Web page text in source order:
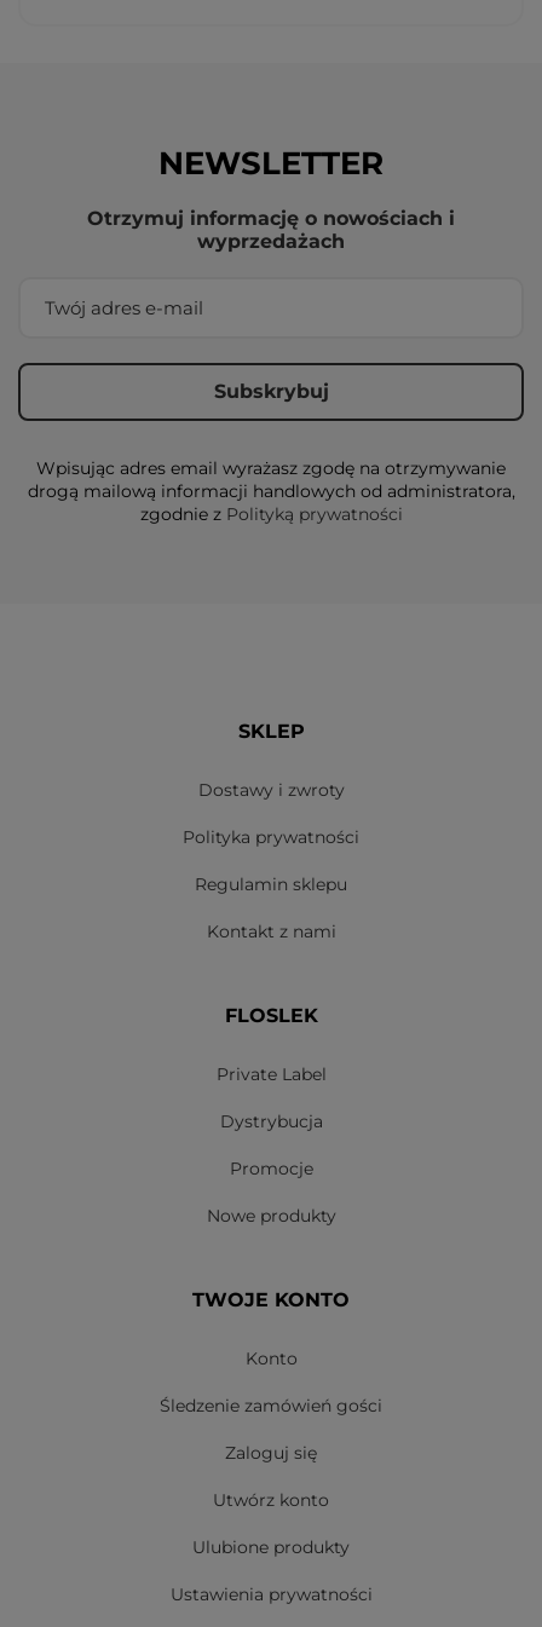
NEWSLETTER
Otrzymuj informację o nowościach i
wyprzedażach
Wpisując adres email wyrażasz zgodę na otrzymywanie
drogą mailową informacji handlowych od administratora,
zgodnie z Polityką prywatności
SKLEP
Dostawy i zwroty
Polityka prywatności
Regulamin sklepu
Kontakt z nami
FLOSLEK
Private Label
Dystrybucja
Promocje
Nowe produkty
TWOJE KONTO
Konto
Śledzenie zamówień gości
Zaloguj się
Utwórz konto
Ulubione produkty
Ustawienia prywatności